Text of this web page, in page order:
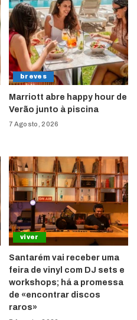
breves
Marriott abre happy hour de
Verão junto à piscina
7 Agosto, 2026
viver
Santarém vai receber uma
feira de vinyl com DJ sets e
workshops; há a promessa
de «encontrar discos
raros»